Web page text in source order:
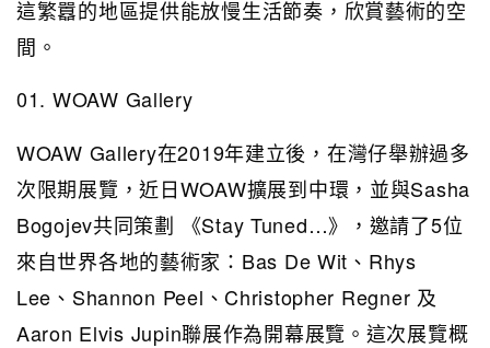
這繁囂的地區提供能放慢生活節奏，欣賞藝術的空
間。
01. WOAW Gallery
WOAW Gallery在2019年建立後，在灣仔舉辦過多
次限期展覽，近日WOAW擴展到中環，並與Sasha
Bogojev共同策劃 《Stay Tuned…》，邀請了5位
來自世界各地的藝術家：Bas De Wit、Rhys
Lee、Shannon Peel、Christopher Regner 及
Aaron Elvis Jupin聯展作為開幕展覽。這次展覽概